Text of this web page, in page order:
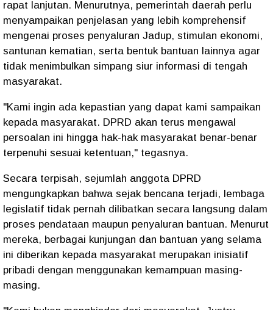
rapat lanjutan. Menurutnya, pemerintah daerah perlu
menyampaikan penjelasan yang lebih komprehensif
mengenai proses penyaluran Jadup, stimulan ekonomi,
santunan kematian, serta bentuk bantuan lainnya agar
tidak menimbulkan simpang siur informasi di tengah
masyarakat.
"Kami ingin ada kepastian yang dapat kami sampaikan
kepada masyarakat. DPRD akan terus mengawal
persoalan ini hingga hak-hak masyarakat benar-benar
terpenuhi sesuai ketentuan," tegasnya.
Secara terpisah, sejumlah anggota DPRD
mengungkapkan bahwa sejak bencana terjadi, lembaga
legislatif tidak pernah dilibatkan secara langsung dalam
proses pendataan maupun penyaluran bantuan. Menurut
mereka, berbagai kunjungan dan bantuan yang selama
ini diberikan kepada masyarakat merupakan inisiatif
pribadi dengan menggunakan kemampuan masing-
masing.